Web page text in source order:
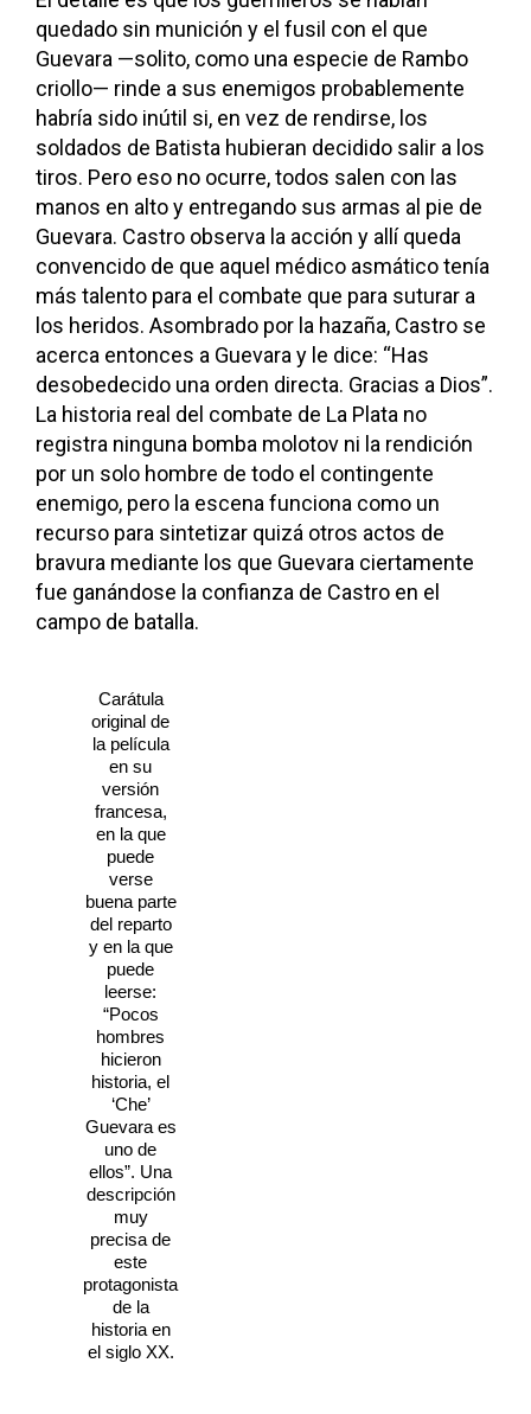
quedado sin munición y el fusil con el que
Guevara —solito, como una especie de Rambo
criollo— rinde a sus enemigos probablemente
habría sido inútil si, en vez de rendirse, los
soldados de Batista hubieran decidido salir a los
tiros. Pero eso no ocurre, todos salen con las
manos en alto y entregando sus armas al pie de
Guevara. Castro observa la acción y allí queda
convencido de que aquel médico asmático tenía
más talento para el combate que para suturar a
los heridos. Asombrado por la hazaña, Castro se
acerca entonces a Guevara y le dice: “Has
desobedecido una orden directa. Gracias a Dios”.
La historia real del combate de La Plata no
registra ninguna bomba molotov ni la rendición
por un solo hombre de todo el contingente
enemigo, pero la escena funciona como un
recurso para sintetizar quizá otros actos de
bravura mediante los que Guevara ciertamente
fue ganándose la confianza de Castro en el
campo de batalla.
Carátula
original de
la película
en su
versión
francesa,
en la que
puede
verse
buena parte
del reparto
y en la que
puede
leerse:
“Pocos
hombres
hicieron
historia, el
‘Che’
Guevara es
uno de
ellos”. Una
descripción
muy
precisa de
este
protagonista
de la
historia en
el siglo XX.